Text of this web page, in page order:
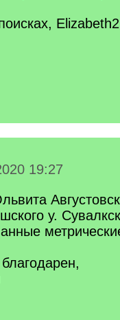
19:27
у.